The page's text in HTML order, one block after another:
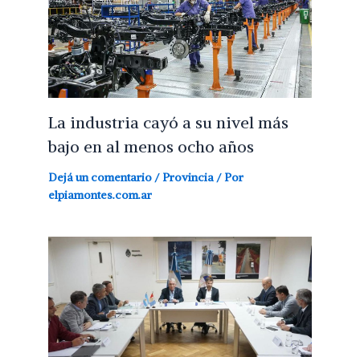
La industria cayó a su nivel más
bajo en al menos ocho años
Dejá un comentario /Provincia / Por
elpiamontes.com.ar